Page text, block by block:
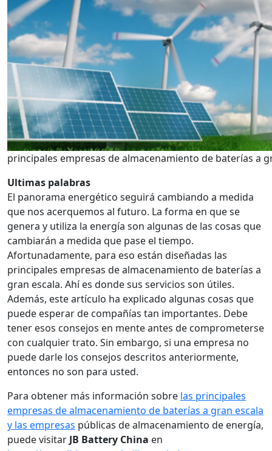
principales empresas de almacenamiento de baterías a
Ultimas palabras
El panorama energético seguirá cambiando a medida
que nos acerquemos al futuro. La forma en que se
genera y utiliza la energía son algunas de las cosas que
cambiarán a medida que pase el tiempo.
Afortunadamente, para eso están diseñadas las
principales empresas de almacenamiento de baterías a
gran escala. Ahí es donde sus servicios son útiles.
Además, este artículo ha explicado algunas cosas que
puede esperar de compañías tan importantes. Debe
tener esos consejos en mente antes de comprometerse
con cualquier trato. Sin embargo, si una empresa no
puede darle los consejos descritos anteriormente,
entonces no son para usted.
Para obtener más información sobre las principales
empresas de almacenamiento de baterías a gran escala
y las empresas públicas de almacenamiento de energía,
puede visitar JB Battery China en